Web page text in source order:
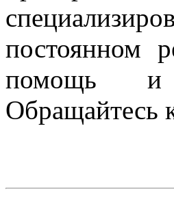
постоянном
помощь и
Обращайтесь